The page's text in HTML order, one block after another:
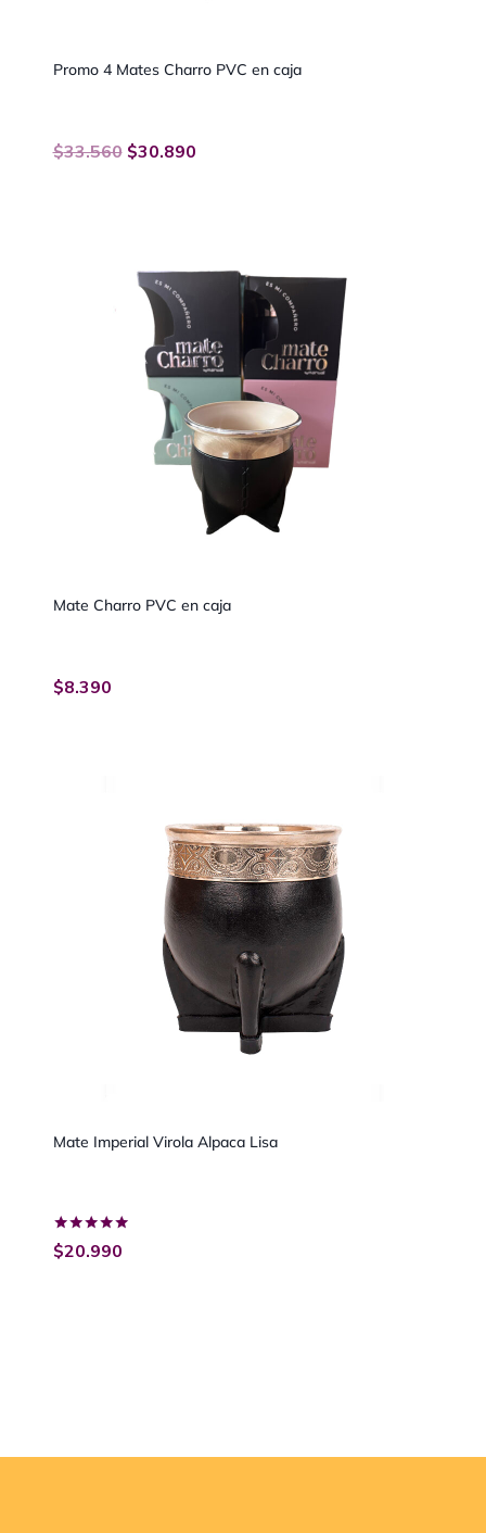
Promo 4 Mates Charro PVC en caja
$33.560 $30.890
Mate Charro PVC en caja
$8.390
Mate Imperial Virola Alpaca Lisa
Valorado
con
$20.990